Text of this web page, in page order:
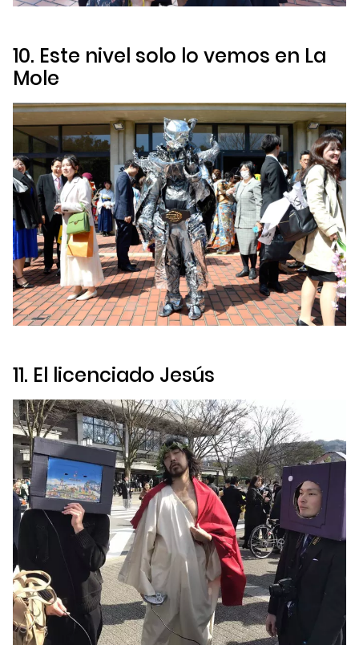
10. Este nivel solo lo vemos en La
Mole
11. El licenciado Jesús